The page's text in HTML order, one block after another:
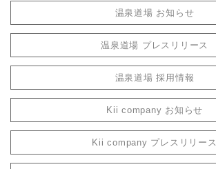
温泉道場 お知らせ
温泉道場 プレスリリース
温泉道場 採用情報
Kii company お知らせ
Kii company プレスリリース